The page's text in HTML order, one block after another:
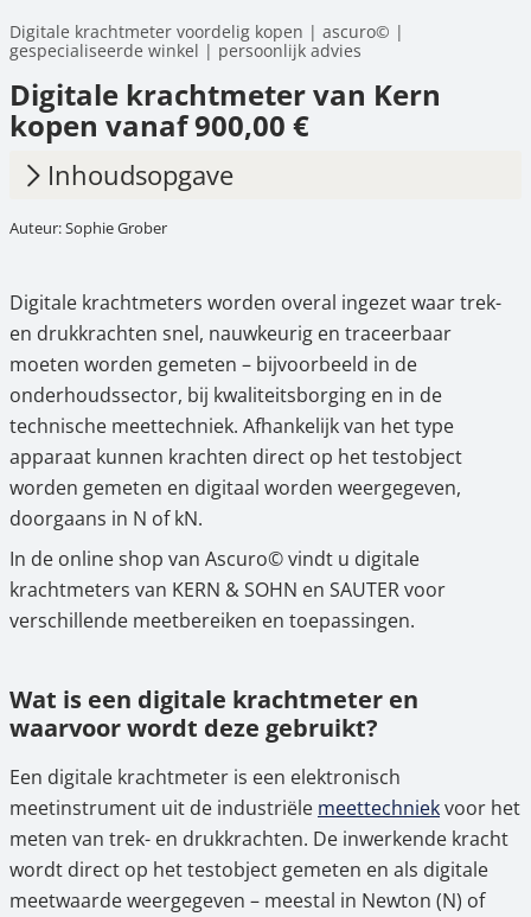
Digitale krachtmeter voordelig kopen | ascuro© |
gespecialiseerde winkel | persoonlijk advies
Digitale krachtmeter van Kern
kopen vanaf 900,00 €
Inhoudsopgave
1. Wat is een digitale krachtmeter en waarvoor
2. Typische toepassingen van digitale
krachtmeters
3. Krachtmeetsets voor gedefinieerde
testtaken
4.
Digitale krachtmeters online kopen bij
Ascuro©
Auteur: Sophie Grober
Digitale krachtmeters worden overal ingezet waar trek-
en drukkrachten snel, nauwkeurig en traceerbaar
moeten worden gemeten – bijvoorbeeld in de
onderhoudssector, bij kwaliteitsborging en in de
technische meettechniek. Afhankelijk van het type
apparaat kunnen krachten direct op het testobject
worden gemeten en digitaal worden weergegeven,
doorgaans in N of kN.
In de online shop van Ascuro© vindt u digitale
krachtmeters van KERN & SOHN en SAUTER voor
verschillende meetbereiken en toepassingen.
Wat is een digitale krachtmeter en
waarvoor wordt deze gebruikt?
Een digitale krachtmeter is een elektronisch
meetinstrument uit de industriële meettechniekvoor het
meten van trek- en drukkrachten. De inwerkende kracht
wordt direct op het testobject gemeten en als digitale
meetwaarde weergegeven – meestal in Newton (N) of